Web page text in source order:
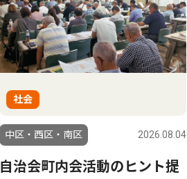
社会
中区・西区・南区 2026.08.04
自治会町内会活動のヒント提